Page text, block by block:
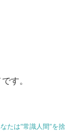
す。
たは“常識人間”を捨